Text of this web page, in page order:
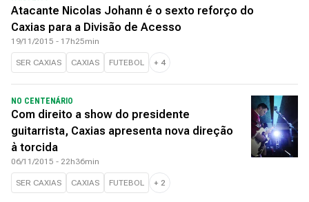
Atacante Nicolas Johann é o sexto reforço do
Caxias para a Divisão de Acesso
19/11/2015 - 17h25min
SER CAXIAS CAXIAS FUTEBOL + 4
NO CENTENÁRIO
Com direito a show do presidente
guitarrista, Caxias apresenta nova direção
à torcida
06/11/2015 - 22h36min
SER CAXIAS CAXIAS FUTEBOL + 2